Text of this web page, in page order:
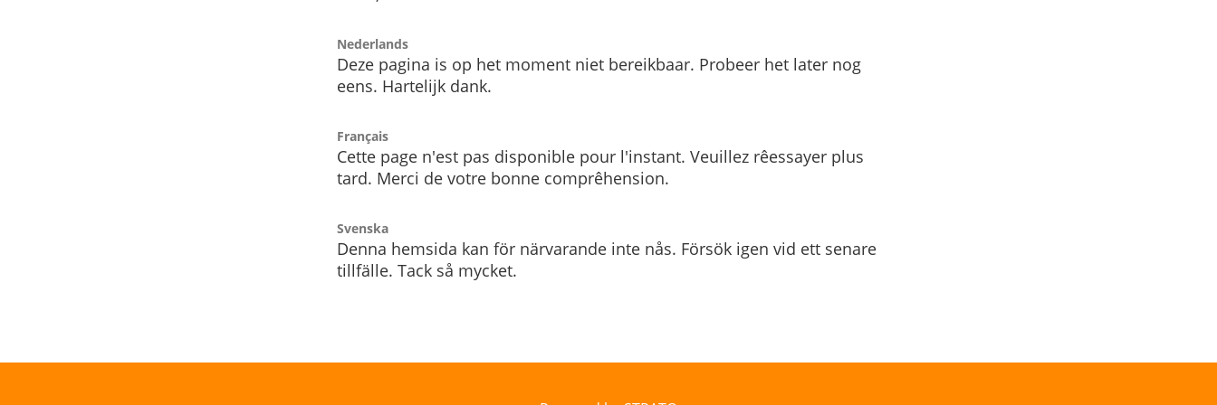
Nederlands
Deze pagina is op het moment niet bereikbaar. Probeer het later nog
eens. Hartelijk dank.
Français
Cette page n'est pas disponible pour l'instant. Veuillez rêessayer plus
tard. Merci de votre bonne comprêhension.
Svenska
Denna hemsida kan för närvarande inte nås. Försök igen vid ett senare
tillfälle. Tack så mycket.